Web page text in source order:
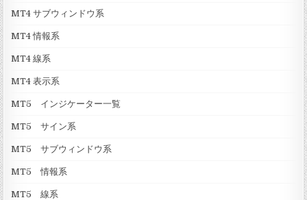
MT4 サブウィンドウ系
MT4 情報系
MT4 線系
MT4 表示系
MT5 インジケーター一覧
MT5 サイン系
MT5 サブウィンドウ系
MT5 情報系
MT5 線系